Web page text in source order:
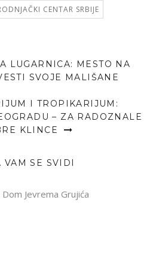
CENTAR SRBIJE
LUGARNICA: MESTO NA
SVOJE MALIŠANE
I TROPIKARIJUM:
– ZA RADOZNALE
KLINCE
VAM SE SVIDI